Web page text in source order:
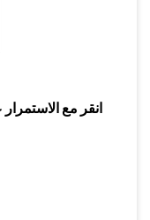
انقر مع